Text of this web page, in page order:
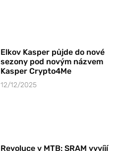
Elkov Kasper půjde do nové
sezony pod novým názvem
Kasper Crypto4Me
12/12/2025
Revoluce v MTB: SRAM vyvíjí